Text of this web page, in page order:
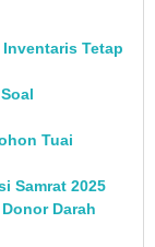
Tetap
Tuai
Samrat 2025
Darah